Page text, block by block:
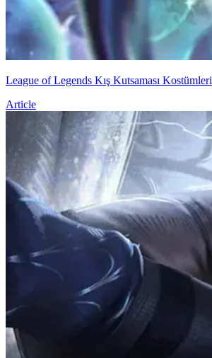
League of Legends Kış Kutsaması Kostümleri
Article